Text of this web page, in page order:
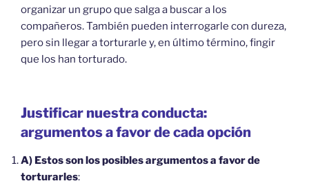
organizar un grupo que salga a buscar a los
compañeros. También pueden interrogarle con dureza,
pero sin llegar a torturarle y, en último término, fingir
que los han torturado.
Justificar nuestra conducta:
argumentos a favor de cada opción
A) Estos son los posibles argumentos a favor de
torturarles: